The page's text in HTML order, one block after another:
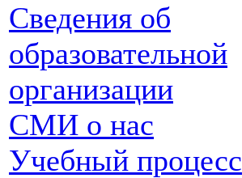
Сведения об
образовательной
организации
СМИ о нас
Учебный процесс